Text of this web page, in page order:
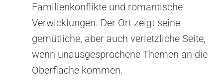
Familienkonflikte und romantische
Verwicklungen. Der Ort zeigt seine
gemütliche, aber auch verletzliche Seite,
wenn unausgesprochene Themen an die
Oberfläche kommen.